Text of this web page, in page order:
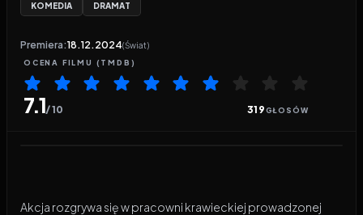
KOMEDIA DRAMAT
Premiera:18.12.2024(Świat)
OCENA FILMU (TMDB)
7.1/ 10 319GŁOSÓW
Akcja rozgrywa się w pracowni krawieckiej prowadzonej